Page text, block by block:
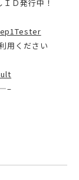
Ｄ発行中！
用ください